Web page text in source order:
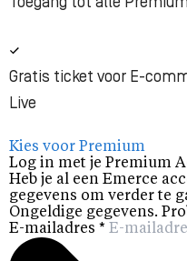
Gratis ticket voor E-
Live
Kies voor Premium
Log in met je Premium
Heb je al een Emerce
gegevens om verder te
Ongeldige gegevens.
E-mailadres *